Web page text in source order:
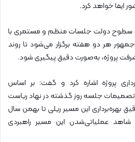
ایفا خواهد کرد.
سطوح دولت جلسات منظم و مستمری با
هر دو هفته برگزار می‌شود تا روند
پروژه، به‌صورت دقیق پیگیری شود.
پروژه اشاره کرد و گفت: بر اساس
جلسه روز گذشته در نهاد ریاست
بهره‌برداری این مسیر ریلی تا بهمن‌ سال
عملیاتی‌شدن این مسیر راهبردی